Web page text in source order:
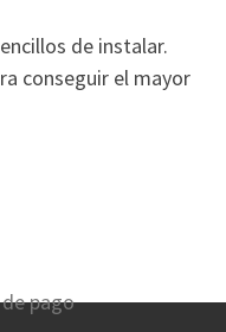
de instalar.
conseguir el mayor
pago